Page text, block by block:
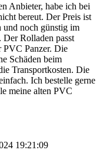
Anbieter, habe ich bei
bereut. Der Preis ist
und noch günstig im
Der Rolladen passt
PVC Panzer. Die
Schäden beim
Transportkosten. Die
Ich bestelle gerne
meine alten PVC
19:21:09